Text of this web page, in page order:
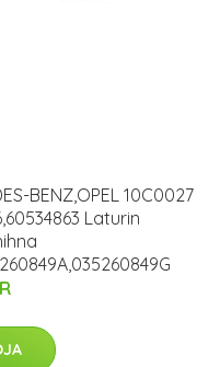
BENZ,OPEL 10C0027
Laturin